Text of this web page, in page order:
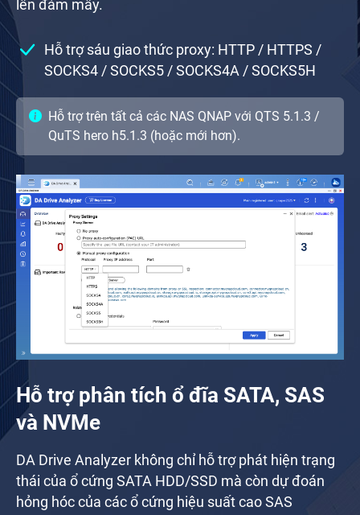
lên đám mây.
Hỗ trợ sáu giao thức proxy: HTTP / HTTPS /
SOCKS4 / SOCKS5 / SOCKS4A / SOCKS5H
Hỗ trợ trên tất cả các NAS QNAP với QTS 5.1.3 /
QuTS hero h5.1.3 (hoặc mới hơn).
Hỗ trợ phân tích ổ đĩa SATA, SAS
và NVMe
DA Drive Analyzer không chỉ hỗ trợ phát hiện trạng
thái của ổ cứng SATA HDD/SSD mà còn dự đoán
hỏng hóc của các ổ cứng hiệu suất cao SAS